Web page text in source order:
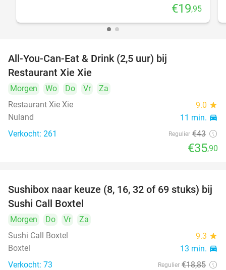
€19,95
All-You-Can-Eat & Drink (2,5 uur) bij
Restaurant Xie Xie
Morgen Wo Do Vr
Za
Restaurant Xie Xie
9.0 star
Nuland 11 min. directions_car
Verkocht: 261 Regulier €43
€35,90
53%
Sushibox naar keuze (8, 16, 32 of 69 stuks) bij
Sushi Call Boxtel
Morgen Do Vr
Za
Sushi Call Boxtel
9.3 star
Boxtel 13 min. directions_car
Verkocht: 73 Regulier €18,85